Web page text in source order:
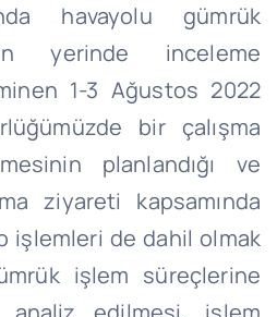
havayolu gümrük
yerinde inceleme
1-3 Ağustos 2022
bir çalışma
planlandığı ve
ziyareti kapsamında
işlemleri de dahil olmak
işlem süreçlerine